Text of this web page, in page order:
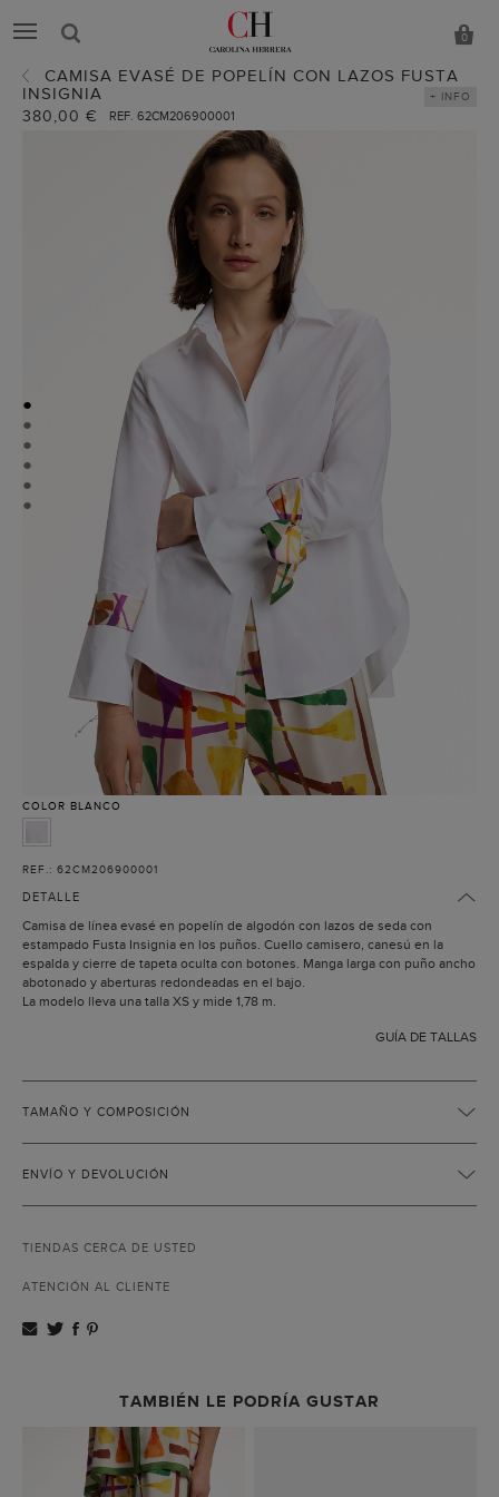
0
CAMISA EVASÉ DE POPELÍN CON LAZOS FUSTA
INSIGNIA
380,00 € REF. 62CM206900001
+ INFO
●
●
●
●
●
●
COLOR BLANCO
REF.: 62CM206900001
DETALLE
Camisa de línea evasé en popelín de algodón con lazos de seda con
estampado Fusta Insignia en los puños. Cuello camisero, canesú en la
espalda y cierre de tapeta oculta con botones. Manga larga con puño ancho
abotonado y aberturas redondeadas en el bajo.
La modelo lleva una talla XS y mide 1,78 m.
GUÍA DE TALLAS
TAMAÑO Y COMPOSICIÓN
ENVÍO Y DEVOLUCIÓN
TIENDAS CERCA DE USTED
ATENCIÓN AL CLIENTE
TAMBIÉN LE PODRÍA GUSTAR